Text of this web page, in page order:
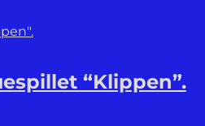
“Klippen”.